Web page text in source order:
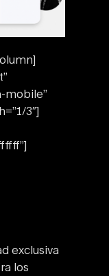
mobile”
3″]
exclusiva
los